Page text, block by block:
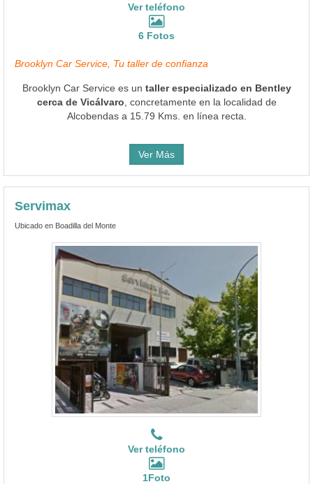
Ver teléfono
6 Fotos
Brooklyn Car Service, Tu taller de confianza
Brooklyn Car Service es un taller especializado en Bentley
cerca de Vicálvaro , concretamente en la localidad de
Alcobendas a 15.79 Kms. en línea recta.
Ver Más
Servimax
Ubicado en Boadilla del Monte
Ver teléfono
1Foto